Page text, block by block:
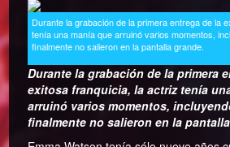
Durante la grabación de la primera entrega de la
tenía una manía que arruinó varios momentos,
finalmente no salieron en la pantalla grande.
Durante la grabación de la primera
exitosa franquicia, la actriz tenía
arruinó varios momentos,
finalmente no salieron en la